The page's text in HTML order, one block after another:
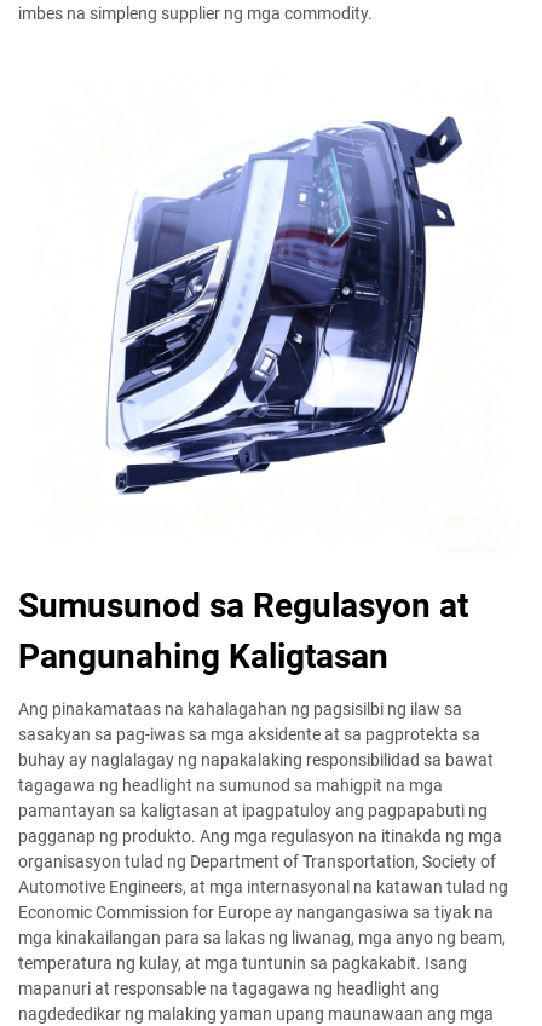
imbes na simpleng supplier ng mga commodity.
Sumusunod sa Regulasyon at
Pangunahing Kaligtasan
Ang pinakamataas na kahalagahan ng pagsisilbi ng ilaw sa
sasakyan sa pag-iwas sa mga aksidente at sa pagprotekta sa
buhay ay naglalagay ng napakalaking responsibilidad sa bawat
tagagawa ng headlight na sumunod sa mahigpit na mga
pamantayan sa kaligtasan at ipagpatuloy ang pagpapabuti ng
pagganap ng produkto. Ang mga regulasyon na itinakda ng mga
organisasyon tulad ng Department of Transportation, Society of
Automotive Engineers, at mga internasyonal na katawan tulad ng
Economic Commission for Europe ay nangangasiwa sa tiyak na
mga kinakailangan para sa lakas ng liwanag, mga anyo ng beam,
temperatura ng kulay, at mga tuntunin sa pagkakabit. Isang
mapanuri at responsable na tagagawa ng headlight ang
nagdededikar ng malaking yaman upang maunawaan ang mga